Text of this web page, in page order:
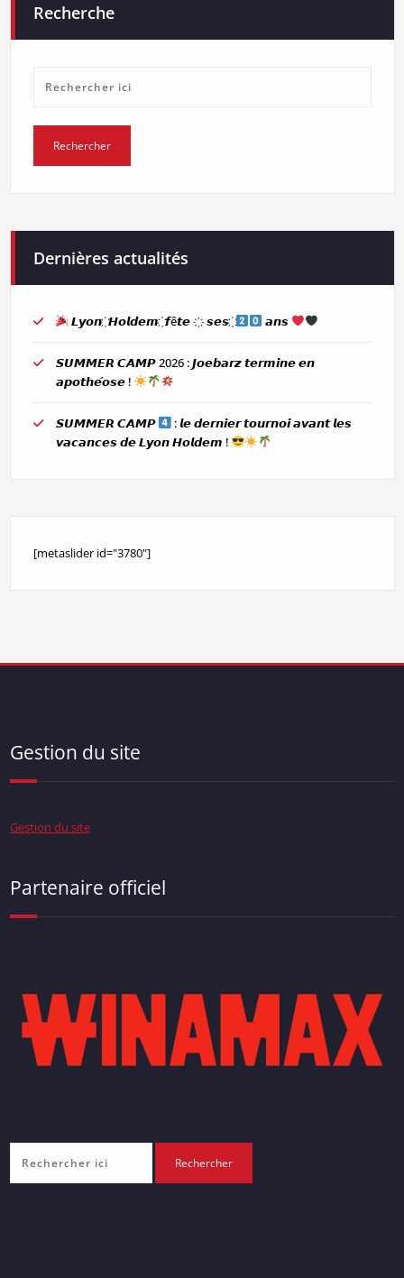
Recherche
Dernières actualités
𝙇𝙮𝙤𝙣 ҉ 𝙃𝙤𝙡𝙙𝙚𝙢 ҉ 𝙛ê𝙩𝙚 ҉ 𝙨𝙚𝙨 ҉ 𝙖𝙣𝙨
𝙎𝙐𝙈𝙈𝙀𝙍 𝘾𝘼𝙈𝙋 2026 : 𝙅𝙤𝙚𝙗𝙖𝙧𝙯 𝙩𝙚𝙧𝙢𝙞𝙣𝙚 𝙚𝙣
𝙖𝙥𝙤𝙩𝙝𝙚́𝙤𝙨𝙚 !
𝙎𝙐𝙈𝙈𝙀𝙍 𝘾𝘼𝙈𝙋
: 𝙡𝙚 𝙙𝙚𝙧𝙣𝙞𝙚𝙧 𝙩𝙤𝙪𝙧𝙣𝙤𝙞 𝙖𝙫𝙖𝙣𝙩 𝙡𝙚𝙨
𝙫𝙖𝙘𝙖𝙣𝙘𝙚𝙨 𝙙𝙚 𝙇𝙮𝙤𝙣 𝙃𝙤𝙡𝙙𝙚𝙢 !
[metaslider id="3780"]
Gestion du site
Gestion du site
Partenaire officiel